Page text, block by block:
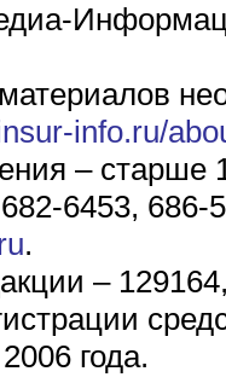
info.ru/
– старше
6453, 686-
.
–
года.